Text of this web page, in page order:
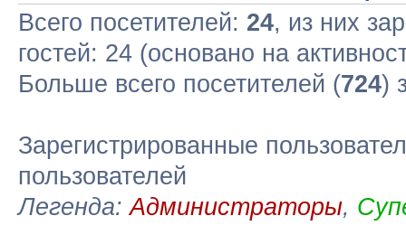
Всего посетителей: 24, из них
гостей: 24 (основано на
Больше всего посетителей (724)
Зарегистрированные
пользователей
Легенда:Администраторы,